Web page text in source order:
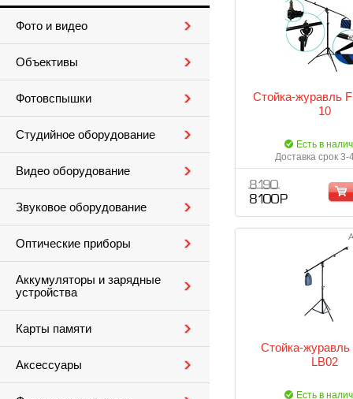
Фото и видео
Объективы
Фотовспышки
Студийное оборудование
Видео оборудование
Звуковое оборудование
Оптические приборы
Аккумуляторы и зарядные
устройства
Карты памяти
Аксессуары
Стойка-журавль
10
Есть в
Доставка срок 3-
8 190
8 100 Р
Стойка-журавль
LB02
Есть в